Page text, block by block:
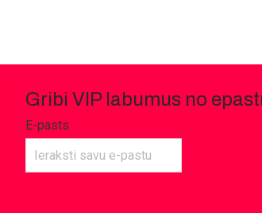
Gribi VIP labumus no
E-pasts